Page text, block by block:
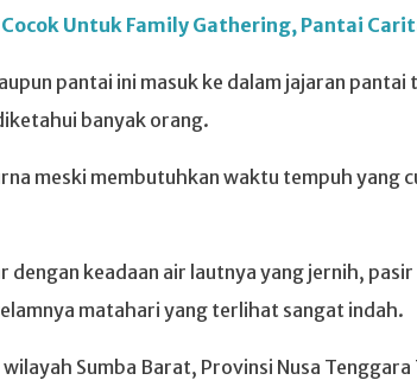
Untuk Family Gathering, Pantai
pantai ini masuk ke dalam jajaran pantai
banyak orang.
meski membutuhkan waktu tempuh yang
dengan keadaan air lautnya yang jernih,
matahari yang terlihat sangat indah.
Sumba Barat, Provinsi Nusa